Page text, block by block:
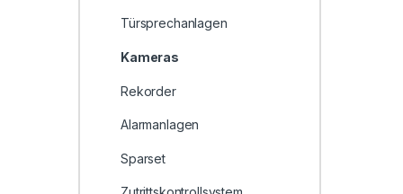
Türsprechanlagen
Kameras
Rekorder
Alarmanlagen
Sparset